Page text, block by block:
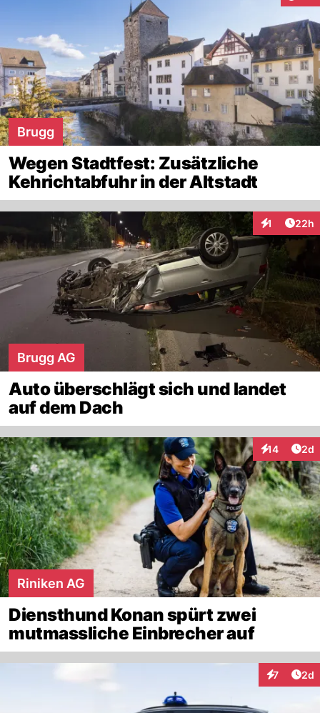
Brugg
Wegen Stadtfest: Zusätzliche
Kehrichtabfuhr in der Altstadt
1
Interaktionen
22h
Brugg AG
Auto überschlägt sich und landet
auf dem Dach
14
Interaktionen
2d
Riniken AG
Diensthund Konan spürt zwei
mutmassliche Einbrecher auf
7 2d